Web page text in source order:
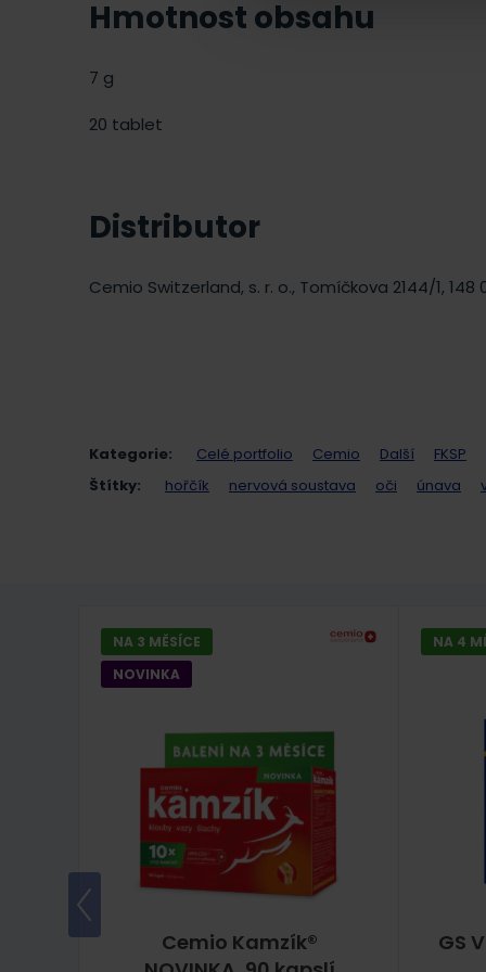
Hmotnost obsahu
7 g
20 tablet
Distributor
Cemio Switzerland, s. r. o., Tomíčkova 2144/1, 148
Kategorie: Celé portfolio Cemio Další FKSP
Štítky:
hořčík nervová soustava oči únava
Cemio Kamzík®
NA 3 MĚSÍCE
NOVINKA
GS
NA 4